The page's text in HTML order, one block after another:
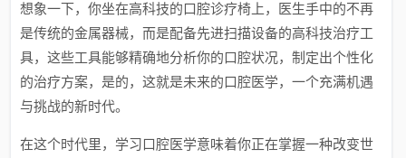
想象一下，你坐在高科技的口腔诊疗椅上，医生手中的不再
是传统的金属器械，而是配备先进扫描设备的高科技治疗工
具，这些工具能够精确地分析你的口腔状况，制定出个性化
的治疗方案，是的，这就是未来的口腔医学，一个充满机遇
与挑战的新时代。
在这个时代里，学习口腔医学意味着你正在掌握一种改变世